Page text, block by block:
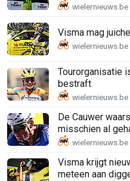
Visma mag
Tourorganisatie
bestraft
De Cauwer
misschien al
Visma krijgt
meteen aan